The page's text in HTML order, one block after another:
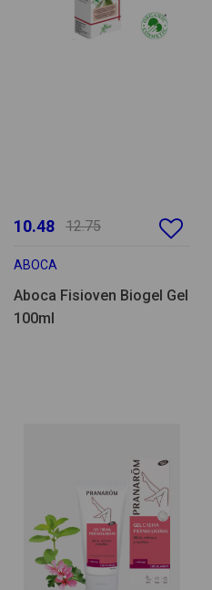
10.48 12.75
ABOCA
Aboca Fisioven Biogel Gel
100ml